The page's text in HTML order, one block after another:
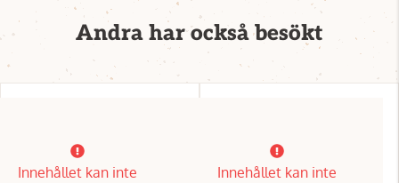
Andra har också besökt
Innehållet kan inte
Innehållet kan inte